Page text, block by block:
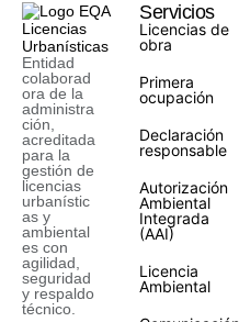
Entidad
colaborad
ora de la
administra
ción,
acreditada
para la
gestión de
licencias
urbanístic
as y
ambiental
es con
agilidad,
seguridad
y respaldo
técnico.
Servicios
Licencias de
obra
Primera
ocupación
Declaración
responsable
Autorización
Ambiental
Integrada
(AAI)
Licencia
Ambiental